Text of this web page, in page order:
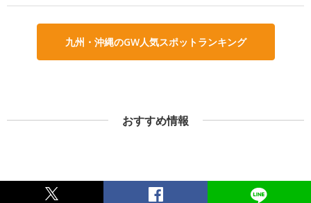
九州・沖縄のGW人気スポットランキング
おすすめ情報